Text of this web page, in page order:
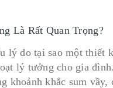
Là Rất Quan Trọng?
do tại sao một thiết
lý tưởng cho gia
khoảnh khắc sum vầy,